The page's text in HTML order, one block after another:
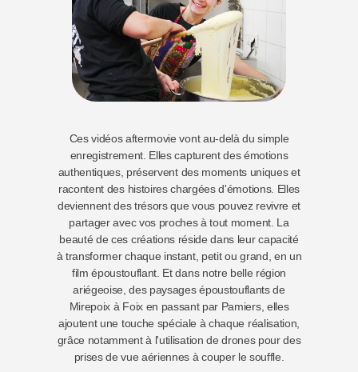
Ces vidéos aftermovie vont au-delà du simple
enregistrement. Elles capturent des émotions
authentiques, préservent des moments uniques et
racontent des histoires chargées d'émotions. Elles
deviennent des trésors que vous pouvez revivre et
partager avec vos proches à tout moment. La
beauté de ces créations réside dans leur capacité
à transformer chaque instant, petit ou grand, en un
film époustouflant. Et dans notre belle région
ariégeoise, des paysages époustouflants de
Mirepoix à Foix en passant par Pamiers, elles
ajoutent une touche spéciale à chaque réalisation,
grâce notamment à l'utilisation de drones pour des
prises de vue aériennes à couper le souffle.